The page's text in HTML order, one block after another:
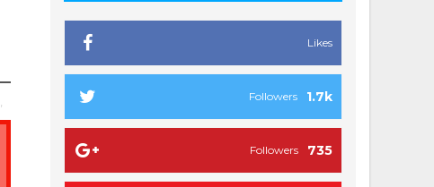
Likes
1.7k
Followers
735
Followers